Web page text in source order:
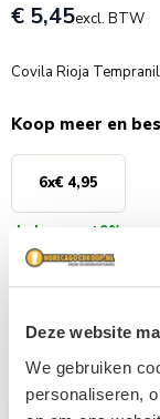
Deze website
We gebruiken
personaliseren,
€ 5,45excl. BTW
Covila Rioja
Koop meer en
6x€ 4,95
Je bespaart 9%
Persoonlijke
Gratis verzending
Aantal